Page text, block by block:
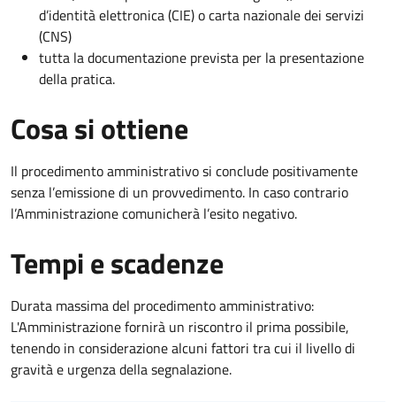
d’identità elettronica (CIE) o carta nazionale dei servizi
(CNS)
tutta la documentazione prevista per la presentazione
della pratica.
Cosa si ottiene
Il procedimento amministrativo si conclude positivamente
senza l’emissione di un provvedimento. In caso contrario
l’Amministrazione comunicherà l’esito negativo.
Tempi e scadenze
Durata massima del procedimento amministrativo:
L'Amministrazione fornirà un riscontro il prima possibile,
tenendo in considerazione alcuni fattori tra cui il livello di
gravità e urgenza della segnalazione.